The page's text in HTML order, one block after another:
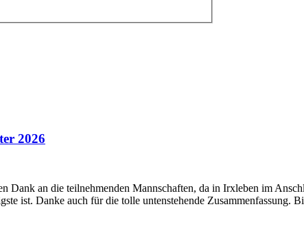
2026
Dank an die teilnehmenden Mannschaften, da in Irxleben im
ist. Danke auch für die tolle untenstehende Zusammenfassung.